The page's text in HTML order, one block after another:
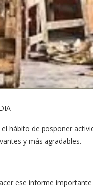
hábito de posponer
y más agradables.
ese informe